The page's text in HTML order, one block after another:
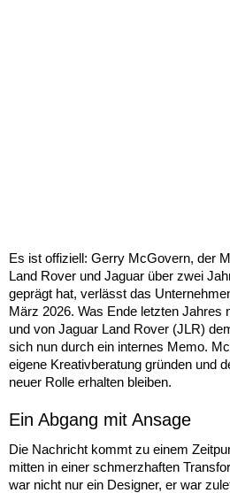
Es ist offiziell: Gerry McGovern, der
Land Rover und Jaguar über zwei
geprägt hat, verlässt das
März 2026. Was Ende letzten Jahres
und von Jaguar Land Rover (JLR)
sich nun durch ein internes Memo.
eigene Kreativberatung gründen und
neuer Rolle erhalten bleiben.
Ein Abgang mit Ansage
Die Nachricht kommt zu einem
mitten in einer schmerzhaften
war nicht nur ein Designer, er war